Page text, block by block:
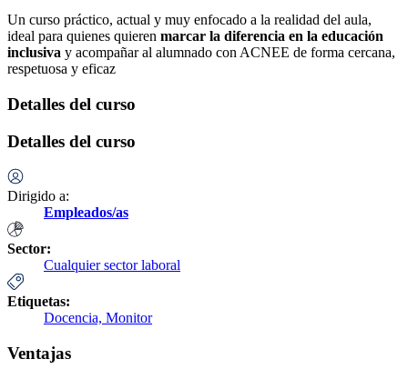
Un curso práctico, actual y muy enfocado a la realidad del aula,
ideal para quienes quieren marcar la diferencia en la educación
inclusiva y acompañar al alumnado con ACNEE de forma cercana,
respetuosa y eficaz
Detalles del curso
Detalles del curso
Dirigido a:
Empleados/as
Sector:
Cualquier sector laboral
Etiquetas:
Docencia, Monitor
Ventajas